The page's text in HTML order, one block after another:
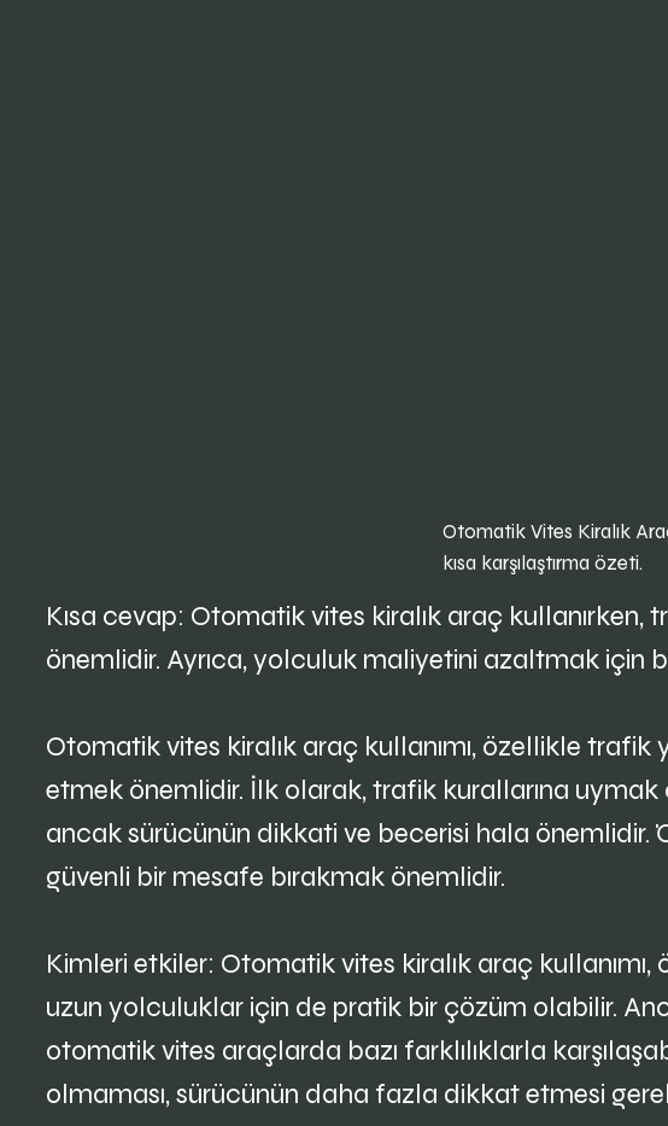
Otomatik Vites Kiralık
kısa karşılaştırma özeti.
Kısa cevap: Otomatik vites kiralık araç
önemlidir. Ayrıca, yolculuk maliyetini azaltmak için
Otomatik vites kiralık araç kullanımı, özellikle
etmek önemlidir. İlk olarak, trafik kurallarına
ancak sürücünün dikkati ve becerisi hala önemlidir.
güvenli bir mesafe bırakmak önemlidir.
Kimleri etkiler: Otomatik vites kiralık araç
uzun yolculuklar için de pratik bir çözüm olabilir.
otomatik vites araçlarda bazı farklılıklarla
olmaması, sürücünün daha fazla dikkat etmesi